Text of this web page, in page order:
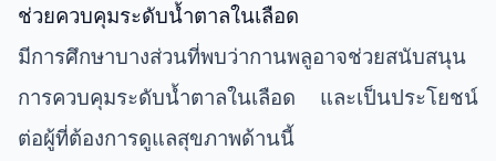
ช่วยควบคุมระดับน้ำตาลในเลือด
มีการศึกษาบางส่วนที่พบว่ากานพลูอาจช่วยสนับสนุน
การควบคุมระดับน้ำตาลในเลือด และเป็นประโยชน์
ต่อผู้ที่ต้องการดูแลสุขภาพด้านนี้